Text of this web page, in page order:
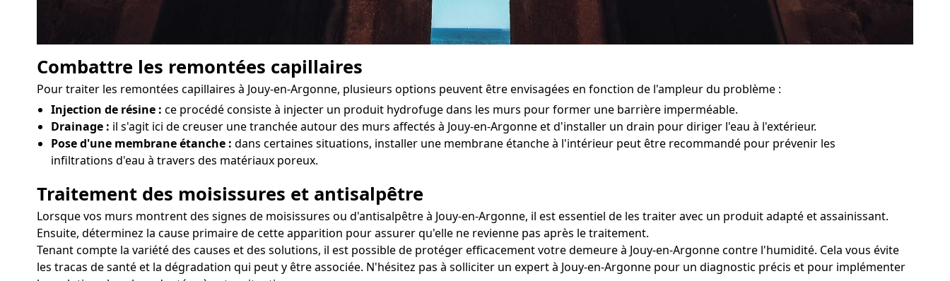
Combattre les remontées capillaires
Pour traiter les remontées capillaires à Jouy-en-Argonne, plusieurs options peuvent être envisagées en fonction de l'ampleur du problème :
Injection de résine : ce procédé consiste à injecter un produit hydrofuge dans les murs pour former une barrière imperméable.
Drainage : il s'agit ici de creuser une tranchée autour des murs affectés à Jouy-en-Argonne et d'installer un drain pour diriger l'eau à l'extérieur.
Pose d'une membrane étanche : dans certaines situations, installer une membrane étanche à l'intérieur peut être recommandé pour prévenir les
infiltrations d'eau à travers des matériaux poreux.
Traitement des moisissures et antisalpêtre
Lorsque vos murs montrent des signes de moisissures ou d'antisalpêtre à Jouy-en-Argonne, il est essentiel de les traiter avec un produit adapté et assainissant.
Ensuite, déterminez la cause primaire de cette apparition pour assurer qu'elle ne revienne pas après le traitement.
Tenant compte la variété des causes et des solutions, il est possible de protéger efficacement votre demeure à Jouy-en-Argonne contre l'humidité. Cela vous évite
les tracas de santé et la dégradation qui peut y être associée. N'hésitez pas à solliciter un expert à Jouy-en-Argonne pour un diagnostic précis et pour implémenter